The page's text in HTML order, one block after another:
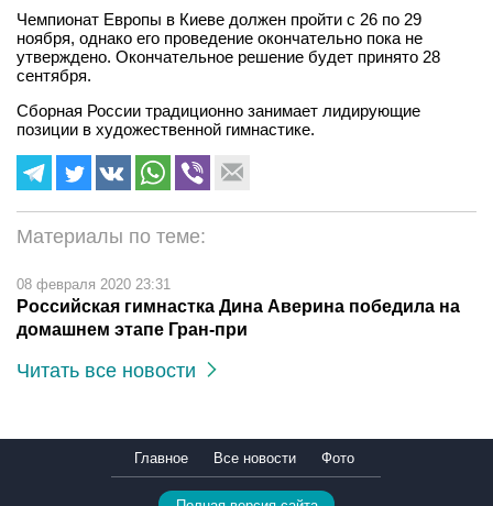
Чемпионат Европы в Киеве должен пройти с 26 по 29
ноября, однако его проведение окончательно пока не
утверждено. Окончательное решение будет принято 28
сентября.
Сборная России традиционно занимает лидирующие
позиции в художественной гимнастике.
Материалы по теме:
08 февраля 2020 23:31
Российская гимнастка Дина Аверина победила на
домашнем этапе Гран-при
Читать все новости
Главное Все новости Фото